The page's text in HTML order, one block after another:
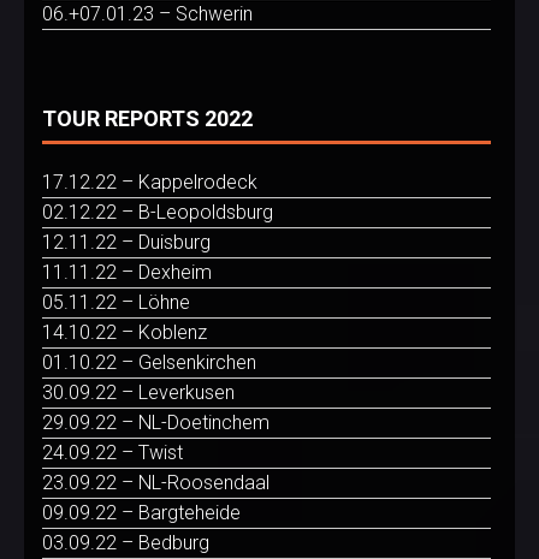
06.+07.01.23 – Schwerin
TOUR REPORTS 2022
17.12.22 – Kappelrodeck
02.12.22 – B-Leopoldsburg
12.11.22 – Duisburg
11.11.22 – Dexheim
05.11.22 – Löhne
14.10.22 – Koblenz
01.10.22 – Gelsenkirchen
30.09.22 – Leverkusen
29.09.22 – NL-Doetinchem
24.09.22 – Twist
23.09.22 – NL-Roosendaal
09.09.22 – Bargteheide
03.09.22 – Bedburg